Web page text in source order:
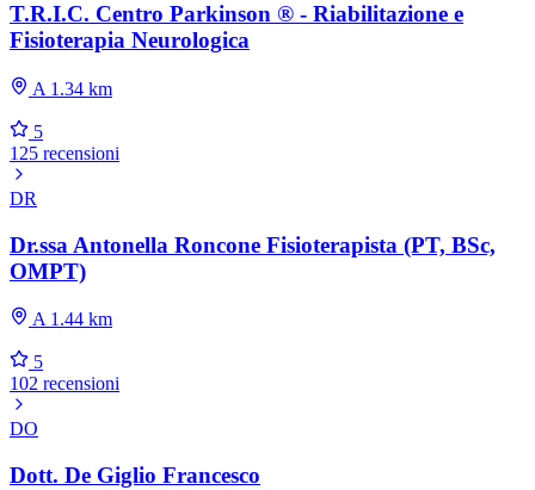
T.R.I.C. Centro Parkinson ® - Riabilitazione e
Fisioterapia Neurologica
A 1.34 km
5
125 recensioni
DR
Dr.ssa Antonella Roncone Fisioterapista (PT, BSc,
OMPT)
A 1.44 km
5
102 recensioni
DO
Dott. De Giglio Francesco